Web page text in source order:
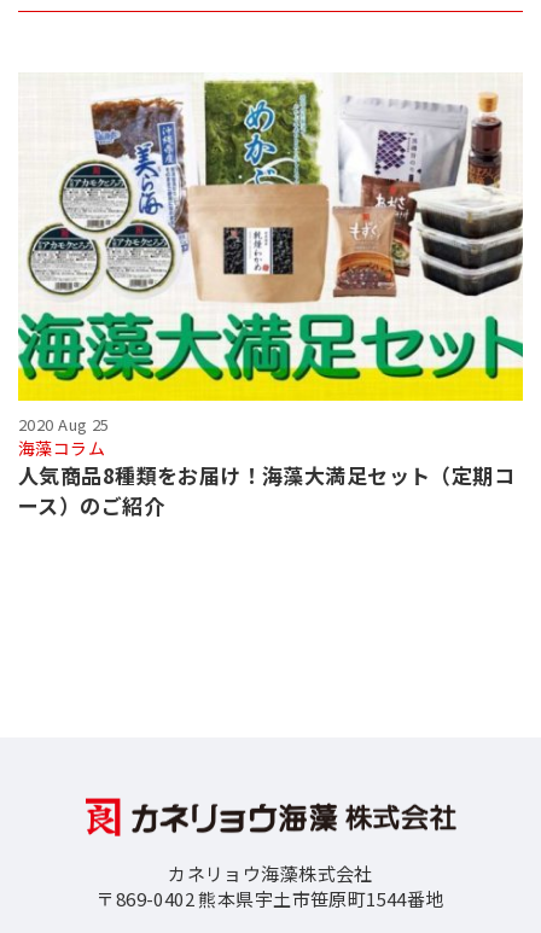
2020 Aug 25
海藻コラム
人気商品8種類をお届け！海藻大満足セット（定期コ
ース）のご紹介
カネリョウ海藻株式会社
〒869-0402 熊本県宇土市笹原町1544番地